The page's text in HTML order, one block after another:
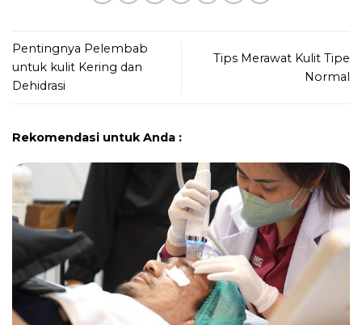
Pentingnya Pelembab
untuk kulit Kering dan
Dehidrasi
Tips Merawat Kulit Tipe
Normal
Rekomendasi untuk Anda :